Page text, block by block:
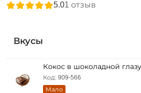
5.01 отзыв
Вкусы
Кокос в шоколадной
Код: 909-566
Мало